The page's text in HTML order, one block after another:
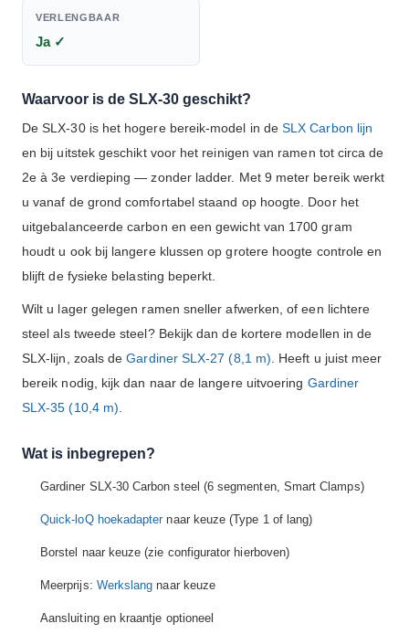
VERLENGBAAR
Ja ✓
Waarvoor is de SLX-30 geschikt?
De SLX-30 is het hogere bereik-model in deSLX Carbon lijn
en bij uitstek geschikt voor het reinigen van ramen tot circa de
2e à 3e verdieping — zonder ladder. Met 9 meter bereik werkt
u vanaf de grond comfortabel staand op hoogte. Door het
uitgebalanceerde carbon en een gewicht van 1700 gram
houdt u ook bij langere klussen op grotere hoogte controle en
blijft de fysieke belasting beperkt.
Wilt u lager gelegen ramen sneller afwerken, of een lichtere
steel als tweede steel? Bekijk dan de kortere modellen in de
SLX-lijn, zoals deGardiner SLX-27 (8,1 m) . Heeft u juist meer
bereik nodig, kijk dan naar de langere uitvoering Gardiner
SLX-35 (10,4 m)
Wat is inbegrepen?
Gardiner SLX-30 Carbon steel (6 segmenten, Smart Clamps)
Quick-loQ hoekadapternaar keuze (Type 1 of lang)
Borstel naar keuze (zie configurator hierboven)
Meerprijs: Werkslang naar keuze
Aansluiting en kraantje optioneel